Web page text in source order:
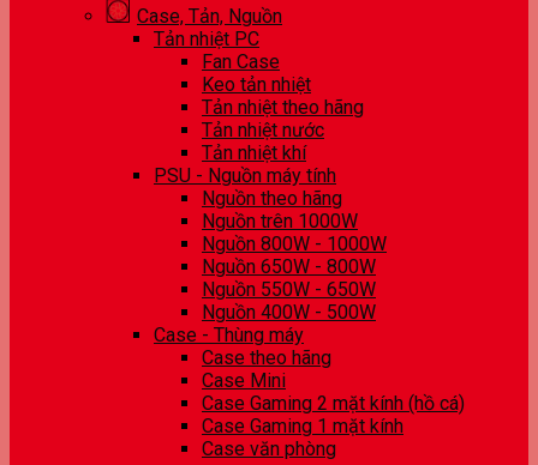
Case, Tản, Nguồn
Tản nhiệt PC
Fan Case
Keo tản nhiệt
Tản nhiệt theo hãng
Tản nhiệt nước
Tản nhiệt khí
PSU - Nguồn máy tính
Nguồn theo hãng
Nguồn trên 1000W
Nguồn 800W - 1000W
Nguồn 650W - 800W
Nguồn 550W - 650W
Nguồn 400W - 500W
Case - Thùng máy
Case theo hãng
Case Mini
Case Gaming 2 mặt kính (hồ cá)
Case Gaming 1 mặt kính
Case văn phòng